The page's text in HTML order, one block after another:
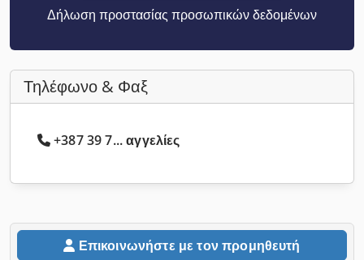
Δήλωση προστασίας προσωπικών δεδομένων
Τηλέφωνο & Φαξ
+387 39 7... αγγελίες
Επικοινωνήστε με τον προμηθευτή